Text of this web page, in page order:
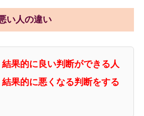
い人の違い
果的に良い判断ができる人
果的に悪くなる判断をする